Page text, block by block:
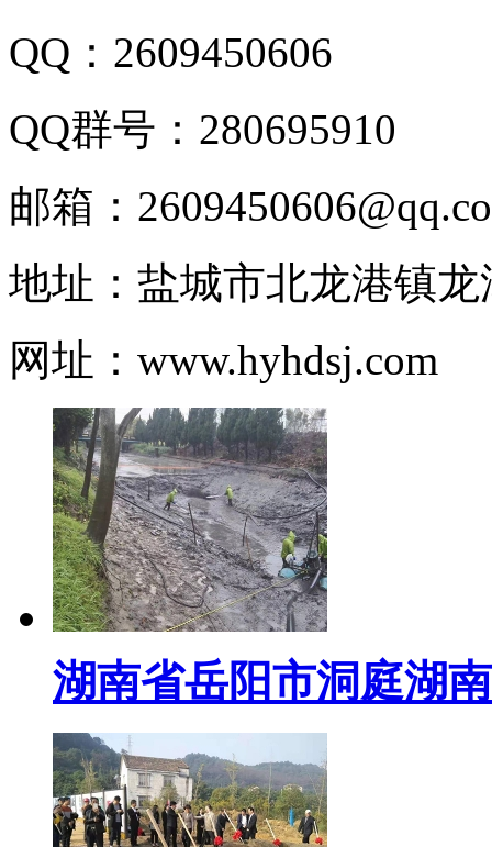
QQ：2609450606
QQ群号：280695910
邮箱：
地址：盐城市北龙港镇龙
网址：www.hyhdsj.com
湖南省岳阳市洞庭湖